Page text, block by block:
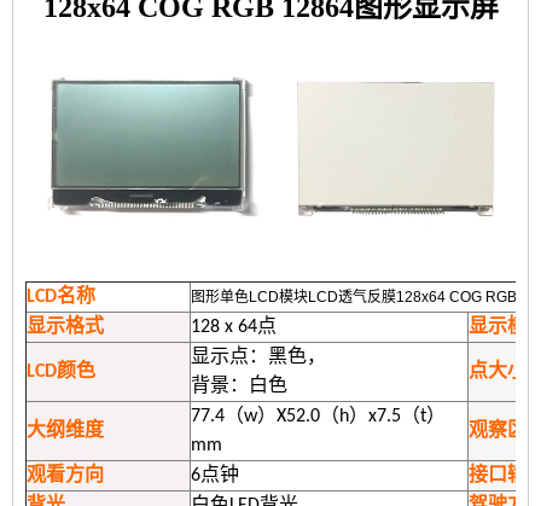
128x64 COG RGB 12864图形显示屏
LCD名称 图形单色LCD模块LCD透气反膜128x64 COG RGB
显示格式 128 x 64点 显示模
LCD颜色
显示点：黑色，
背景：白色
点大小
大纲维度
77.4（w）X52.0（h）x7.5（t）
mm
观察区
观看方向 6点钟
接口输